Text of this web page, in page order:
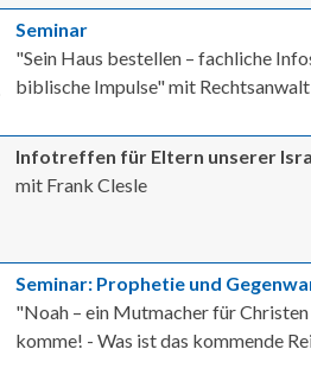
Seminar
"Sein Haus bestellen – fachliche
biblische Impulse" mit
Infotreffen für Eltern unserer
mit Frank Clesle
Seminar: Prophetie und
"Noah – ein Mutmacher für
komme! - Was ist das kommende